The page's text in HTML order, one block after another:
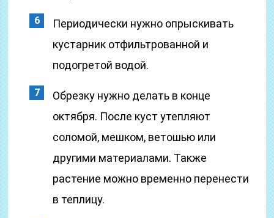
Периодически нужно опрыскивать
кустарник отфильтрованной и
подогретой водой.
Обрезку нужно делать в конце
октября. После куст утепляют
соломой, мешком, ветошью или
другими материалами. Также
растение можно временно перенести
в теплицу.